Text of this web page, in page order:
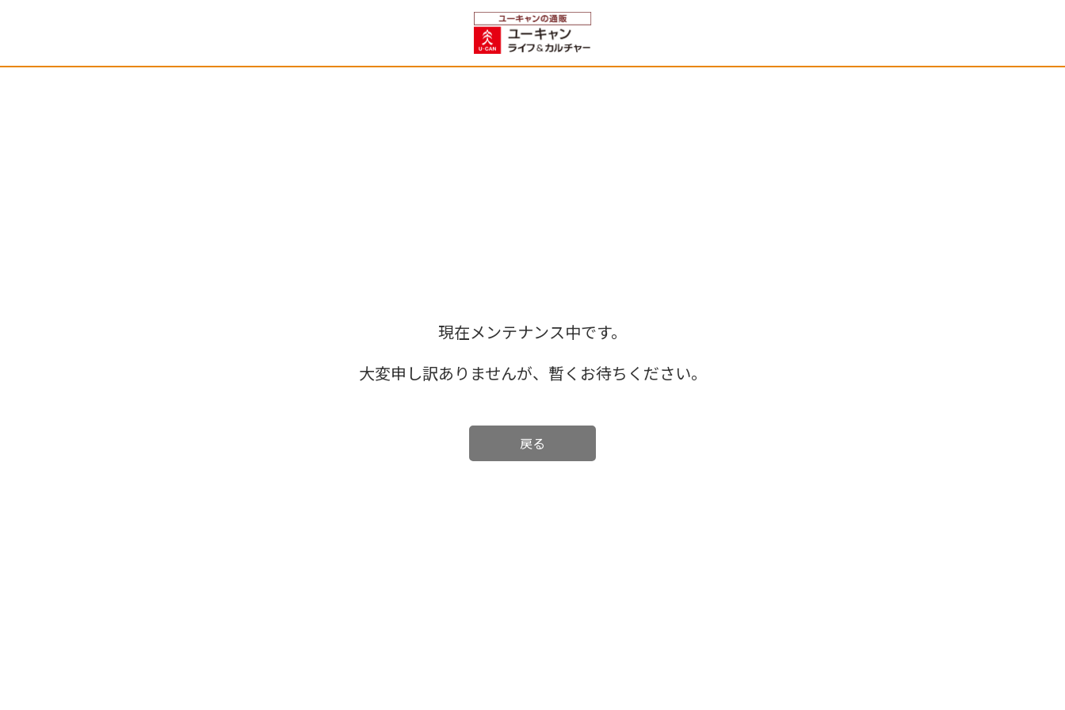
現在メンテナンス中です。
大変申し訳ありませんが、暫くお待ちください。
戻る